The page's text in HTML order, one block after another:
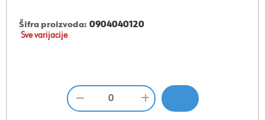
Šifra proizvoda: 0904040120
Sve varijacije